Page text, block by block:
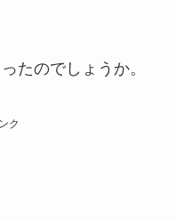
たのでしょうか。
ク